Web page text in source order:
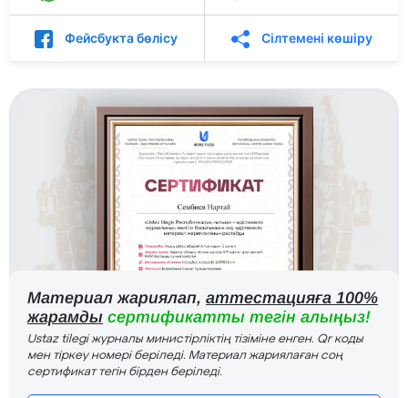
Фейсбукта бөлісу Сілтемені көшіру
Материал жариялап, аттестацияға 100%
жарамды сертификатты тегін алыңыз!
Ustaz tilegi журналы министірліктің тізіміне енген. Qr коды
мен тіркеу номері беріледі. Материал жариялаған соң
сертификат тегін бірден беріледі.